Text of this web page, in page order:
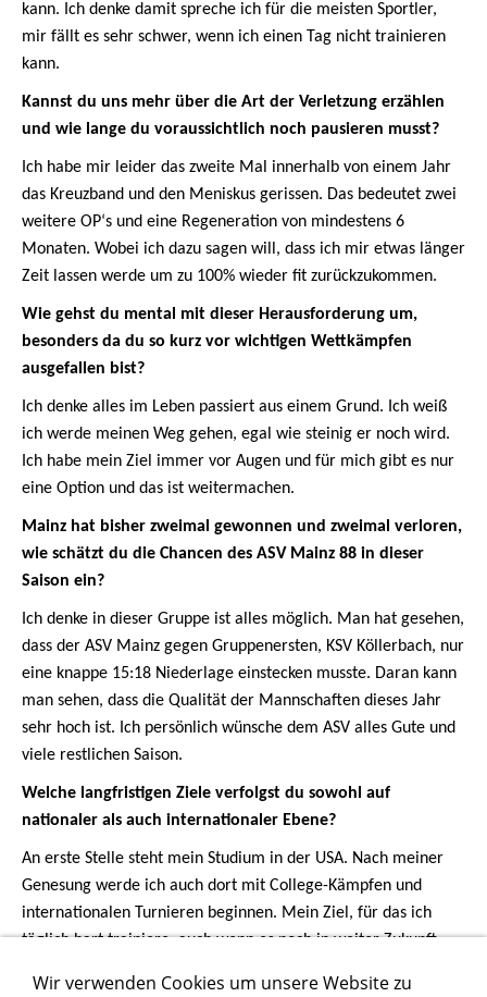
kann. Ich denke damit spreche ich für die meisten Sportler,
mir fällt es sehr schwer, wenn ich einen Tag nicht trainieren
kann.
Kannst du uns mehr über die Art der Verletzung erzählen
und wie lange du voraussichtlich noch pausieren musst?
Ich habe mir leider das zweite Mal innerhalb von einem Jahr
das Kreuzband und den Meniskus gerissen. Das bedeutet zwei
weitere OP‘s und eine Regeneration von mindestens 6
Monaten. Wobei ich dazu sagen will, dass ich mir etwas länger
Zeit lassen werde um zu 100% wieder fit zurückzukommen.
Wie gehst du mental mit dieser Herausforderung um,
besonders da du so kurz vor wichtigen Wettkämpfen
ausgefallen bist?
Ich denke alles im Leben passiert aus einem Grund. Ich weiß
ich werde meinen Weg gehen, egal wie steinig er noch wird.
Ich habe mein Ziel immer vor Augen und für mich gibt es nur
eine Option und das ist weitermachen.
Mainz hat bisher zweimal gewonnen und zweimal verloren,
wie schätzt du die Chancen des ASV Mainz 88 in dieser
Saison ein?
Ich denke in dieser Gruppe ist alles möglich. Man hat gesehen,
dass der ASV Mainz gegen Gruppenersten, KSV Köllerbach, nur
eine knappe 15:18 Niederlage einstecken musste. Daran kann
man sehen, dass die Qualität der Mannschaften dieses Jahr
sehr hoch ist. Ich persönlich wünsche dem ASV alles Gute und
viele restlichen Saison.
Welche langfristigen Ziele verfolgst du sowohl auf
nationaler als auch internationaler Ebene?
An erste Stelle steht mein Studium in der USA. Nach meiner
Genesung werde ich auch dort mit College-Kämpfen und
internationalen Turnieren beginnen. Mein Ziel, für das ich
täglich hart trainiere, auch wenn es noch in weiter Zukunft
Wir verwenden Cookies um unsere Website zu